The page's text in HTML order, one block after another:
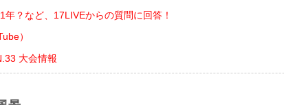
？など、17LIVEからの質問に回答！
）
大会情報